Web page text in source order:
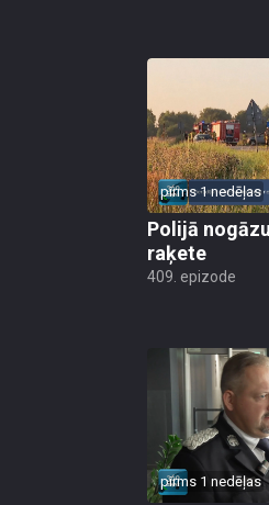
pirms 1 nedēļas
Polijā
raķete
409. epizode
pirms 1 nedēļas